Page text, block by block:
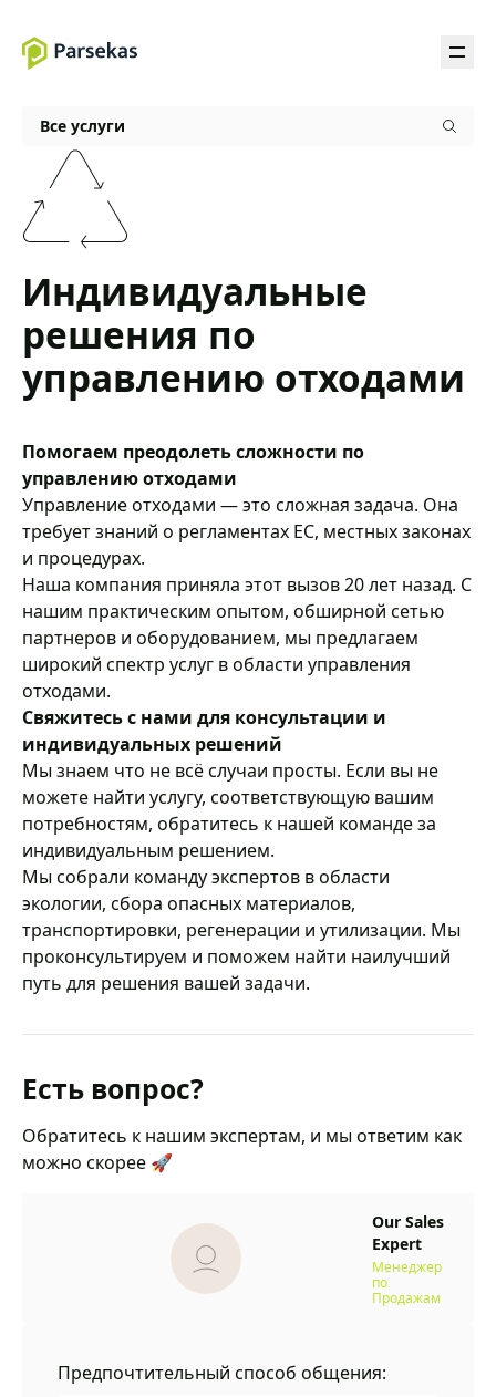
Все услуги
Индивидуальные
решения по
управлению отходами
Помогаем преодолеть сложности по
управлению отходами
Управление отходами — это сложная задача. Она
требует знаний о регламентах ЕС, местных законах
и процедурах.
Наша компания приняла этот вызов 20 лет назад. С
нашим практическим опытом, обширной сетью
партнеров и оборудованием, мы предлагаем
широкий спектр услуг в области управления
отходами.
Свяжитесь с нами для консультации и
индивидуальных решений
Мы знаем что не всё случаи просты. Если вы не
можете найти услугу, соответствующую вашим
потребностям, обратитесь к нашей команде за
индивидуальным решением.
Мы собрали команду экспертов в области
экологии, сбора опасных материалов,
транспортировки, регенерации и утилизации. Мы
проконсультируем и поможем найти наилучший
путь для решения вашей задачи.
Есть вопрос?
Обратитесь к нашим экспертам, и мы ответим как
можно скорее 🚀
Our Sales
Expert
Менеджер
по
Продажам
Предпочтительный способ общения: